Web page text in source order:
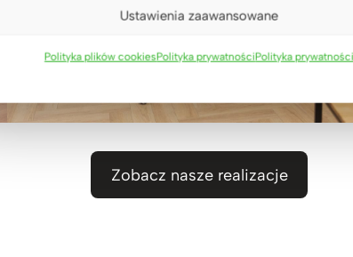
Ustawienia zaawansowane
Polityka plików cookiesPolityka prywatnościPolityka prywatności
Zobacz nasze realizacje